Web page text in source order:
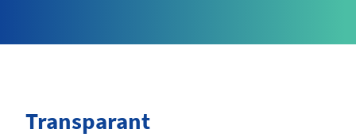
Transparant